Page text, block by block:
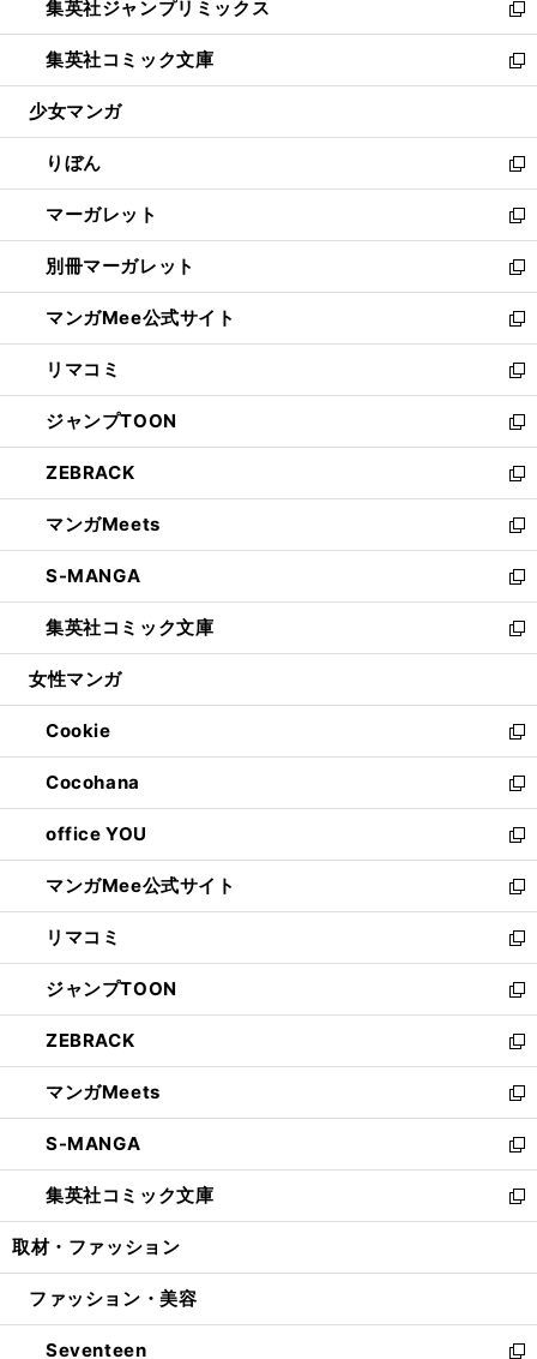
く
で
開
く
ド
ウ
で
開
ィ
ン
ド
ウ
開
く
い
ウ
ィ
ン
ウ
で
開
く
集英社ジャンプリミックス
新
し
い
ウ
ン
ド
ウ
で
開
く
集英社コミック文庫
新
し
ウ
ィ
ン
ド
ウ
で
開
く
少女マンガ
りぼん
新
し
い
ウ
ィ
ン
ド
ウ
で
開
く
マーガレット
新
し
い
ウ
ィ
ン
ド
ウ
で
開
く
別冊マーガレット
新
し
い
ウ
ィ
ン
ド
ウ
で
開
く
マンガMee公式サイト
新
し
い
ウ
ィ
ン
ド
ウ
で
開
く
リマコミ
新
し
い
ウ
ィ
ン
ド
ウ
で
開
く
ジャンプTOON
新
し
い
ウ
ィ
ン
ド
ウ
で
開
ZEBRACK
新
し
い
ウ
ィ
ン
ド
ウ
開
く
マンガMeets
新
し
い
ウ
ィ
ン
ウ
で
開
く
S-MANGA
新
し
い
ウ
ン
ド
ウ
で
開
く
集英社コミック文庫
新
し
ウ
ィ
ン
ド
ウ
で
開
く
女性マンガ
Cookie
新
し
い
ウ
ィ
ン
ド
ウ
で
開
く
Cocohana
新
し
い
ウ
ィ
ン
ド
ウ
で
開
く
office YOU
新
し
い
ウ
ィ
ン
ド
ウ
で
開
く
マンガMee公式サイト
新
し
い
ウ
ィ
ン
ド
ウ
で
開
く
リマコミ
新
し
い
ウ
ィ
ン
ド
ウ
で
開
く
ジャンプTOON
新
し
い
ウ
ィ
ン
ド
ウ
で
開
ZEBRACK
新
し
い
ウ
ィ
ン
ド
ウ
開
マンガMeets
新
し
い
ウ
ィ
ン
ウ
開
く
S-MANGA
新
し
い
ウ
ン
ウ
で
集英社コミック文庫
新
し
ウ
ン
ド
取材・ファッション
ファッション・美容
Seventeen